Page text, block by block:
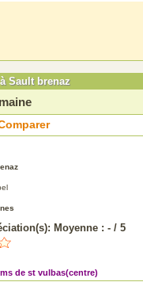
Sault brenaz
Moyenne : - / 5
de st vulbas(centre)